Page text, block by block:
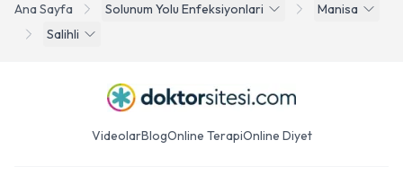
Ana Sayfa Solunum Yolu Enfeksiyonlari
Manisa
Salihli
VideolarBlogOnline TerapiOnline Diyet